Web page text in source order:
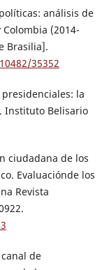
análisis de
(2014-
Brasilia].
35352
la
Instituto Belisario
ciudadana de los
Evaluaciónde los
Revista
de